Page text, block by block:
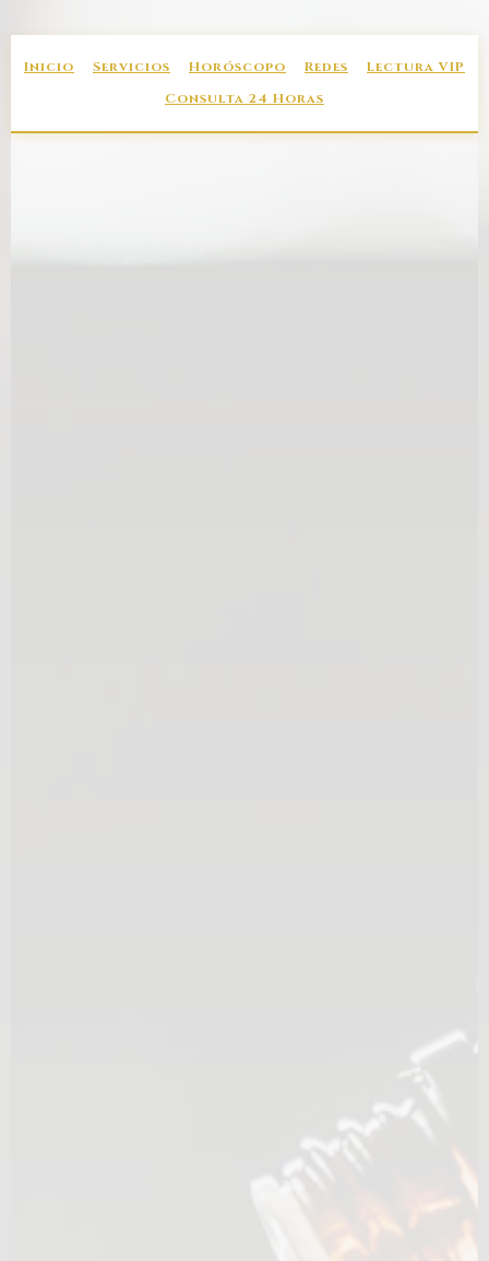
al
contenido
Inicio Servicios Horóscopo Redes
Lectura VIP
Consulta 24 Horas